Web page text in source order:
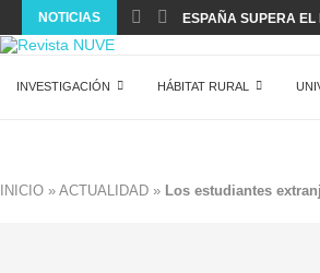
NOTICIAS ESPAÑA SUPERA EL
INVESTIGACIÓN HÁBITAT RURAL
INICIO » ACTUALIDAD » Los estudiantes